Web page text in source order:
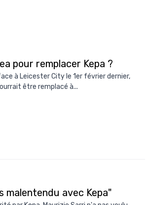
pour remplacer Kepa ?
à Leicester City le 1er février dernier,
être remplacé à...
malentendu avec Kepa"